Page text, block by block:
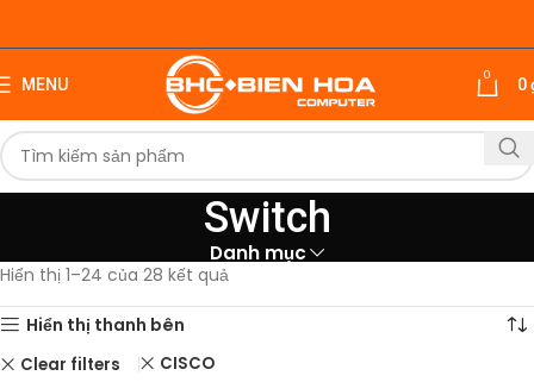
MENU 0 0
Switch
Danh mục
Hiển thị 1–24 của 28 kết quả
Hiển thị thanh bên
Clear filters CISCO